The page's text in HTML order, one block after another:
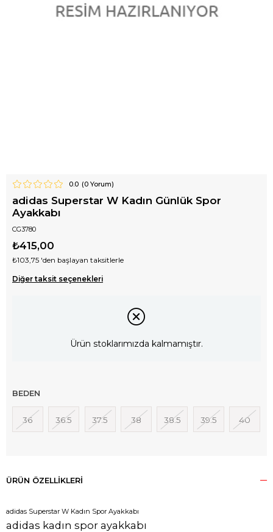
0.0 (0Yorum)
adidas Superstar W Kadın Günlük Spor
Ayakkabı
CG3780
₺415,00
₺103,75 'den başlayan taksitlerle
Diğer taksit seçenekleri
Ürün stoklarımızda kalmamıştır.
BEDEN
36 36.5 37.5 38 38.5 39.5 40
ÜRÜN ÖZELLIKLERI
adidas Superstar W Kadın Spor Ayakkabı
adidas kadın spor ayakkabı